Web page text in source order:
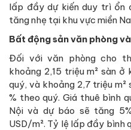
lấp đầy dự kiến duy trì ổn
tăng nhẹ tại khu vực miền
Bất động sản văn phòng
Đối với văn phòng cho
khoảng 2,15 triệu m² sàn
quý, và khoảng 2,7 triệu
% theo quý. Giá thuê bình
Nội và dự báo sẽ tăng
USD/m². Tỷ lệ lấp đầy bình